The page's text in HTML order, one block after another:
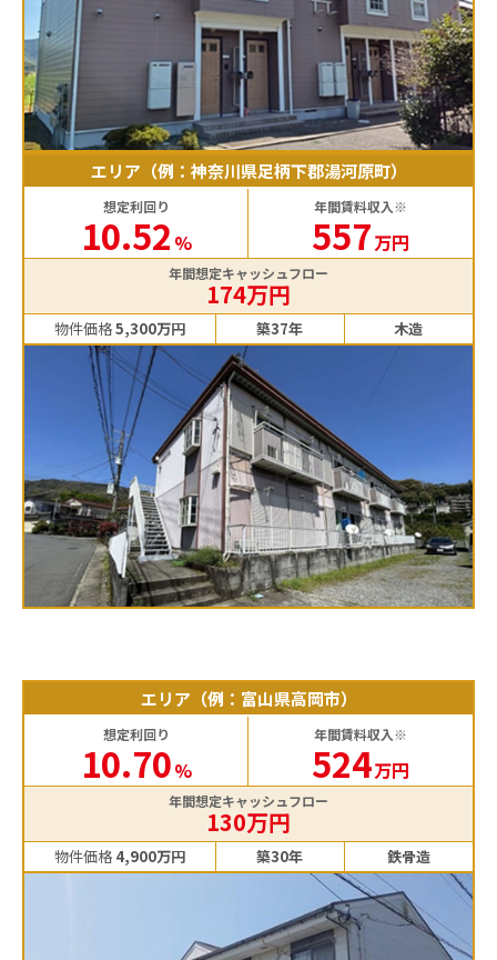
エリア（例：神奈川県足柄下郡湯河原町）
想定利回り
10.52 %
年間賃料収入※
557万円
年間想定キャッシュフロー
174万円
物件価格5,300万円 築37年 木造
エリア（例：富山県高岡市）
想定利回り
10.70%
年間賃料収入※
524万円
年間想定キャッシュフロー
130万円
物件価格 4,900万円 築30年 鉄骨造